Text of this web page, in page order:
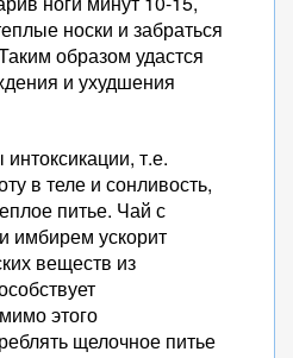
носки и забраться
образом удастся
и ухудшения
т.е.
в теле и сонливость,
питье. Чай с
имбирем ускорит
веществ из
этого
щелочное питье